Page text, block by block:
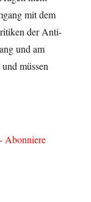
mit dem
der Anti-
und am
müssen
Abonniere